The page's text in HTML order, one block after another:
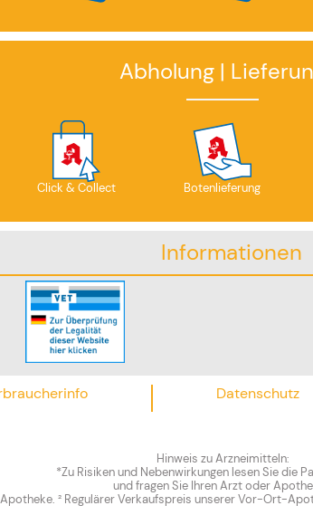
Abholung |
Click & Collect Botenlieferung
Informationen
Datenschutz
Hinweis zu Arzneimitteln:
*Zu Risiken und Nebenwirkungen lesen Sie die
und fragen Sie Ihren Arzt oder
² Regulärer Verkaufspreis unserer Vor-Ort-